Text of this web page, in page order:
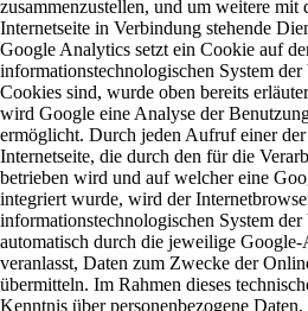
zusammenzustellen, und um weitere mit
Internetseite in Verbindung stehende
Google Analytics setzt ein Cookie auf
informationstechnologischen System der
Cookies sind, wurde oben bereits
wird Google eine Analyse der
ermöglicht. Durch jeden Aufruf einer
Internetseite, die durch den für die
betrieben wird und auf welcher eine
integriert wurde, wird der
informationstechnologischen System der
automatisch durch die jeweilige
veranlasst, Daten zum Zwecke der
übermitteln. Im Rahmen dieses
Kenntnis über personenbezogene